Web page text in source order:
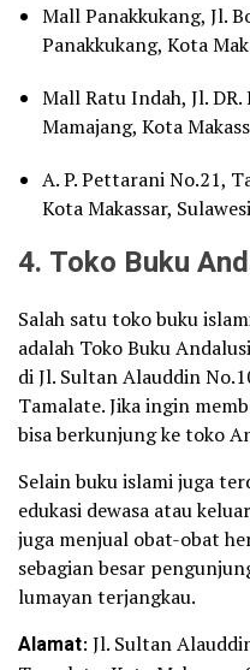
Mall Panakkukang, Jl.
Panakkukang, Kota
Mall Ratu Indah, Jl.
Mamajang, Kota
A. P. Pettarani No.21,
Kota Makassar,
4. Toko Buku
Salah satu toko buku
adalah Toko Buku
di Jl. Sultan Alauddin
Tamalate. Jika ingin
bisa berkunjung ke toko
Selain buku islami juga
edukasi dewasa atau
juga menjual obat-obat
sebagian besar
lumayan terjangkau.
Alamat: Jl. Sultan